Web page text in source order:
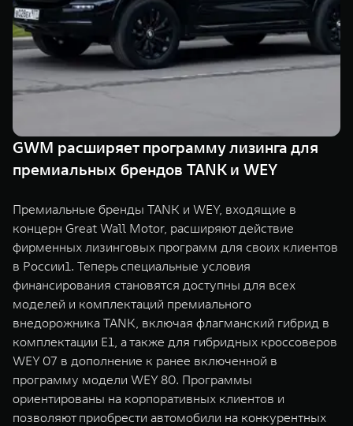
TANK 500
Веди за собой
TANK 700
WEY 07
Расширяя границы комфорта
от 6 149 000 ₽ от 5 699
ПОКУПКА АВТОМОБИЛЯ
TANK Финансы
Корпоративным клиентам
TANK Кредит
TANK Лизинг
TANK Страхование
Сервис
Специальные предложения
Моторные масла
Цифровые сервисы TANK
Подписки
GWM расширяет программу лизинга для
премиальных брендов TANK и WEY
Премиальные бренды TANK и WEY, входящие в
концерн Great Wall Motor, расширяют действие
фирменных лизинговых программ для своих клиентов
в России1. Теперь специальные условия
финансирования становятся доступны для всех
моделей и комплектаций премиального
внедорожника TANK, включая флагманский гибрид в
комплектации E1, а также для гибридных кроссоверов
WEY 07 в дополнение к ранее включенной в
программу модели WEY 80. Программы
ориентированы на корпоративных клиентов и
позволяют приобрести автомобили на конкурентных